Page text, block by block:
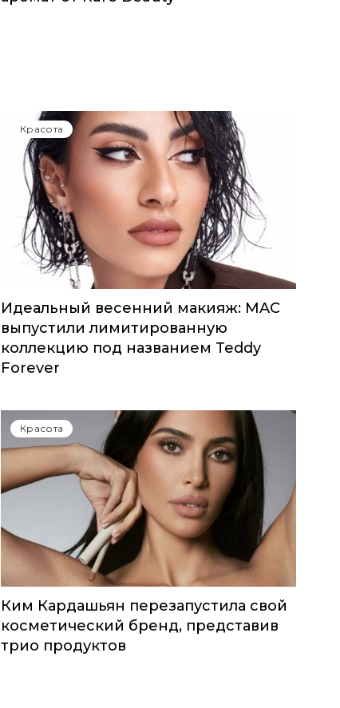
Красота
Идеальный весенний макияж: MAC
выпустили лимитированную
коллекцию под названием Teddy
Forever
Красота
Ким Кардашьян перезапустила свой
косметический бренд, представив
трио продуктов